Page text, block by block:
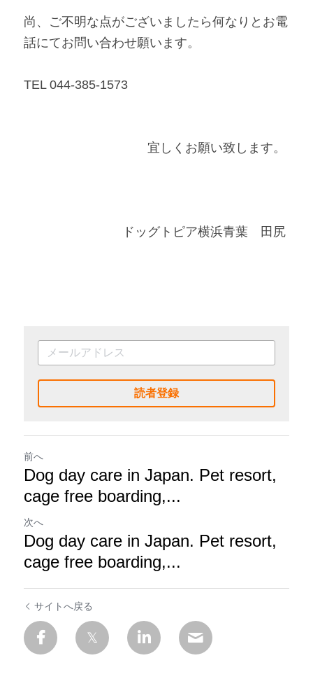
尚、ご不明な点がございましたら何なりとお電
話にてお問い合わせ願います。
TEL 044-385-1573
宜しくお願い致します。
ドッグトピア横浜青葉　田尻
読者登録
前へ
Dog day care in Japan. Pet resort,
cage free boarding,...
次へ
Dog day care in Japan. Pet resort,
cage free boarding,...
サイトへ戻る